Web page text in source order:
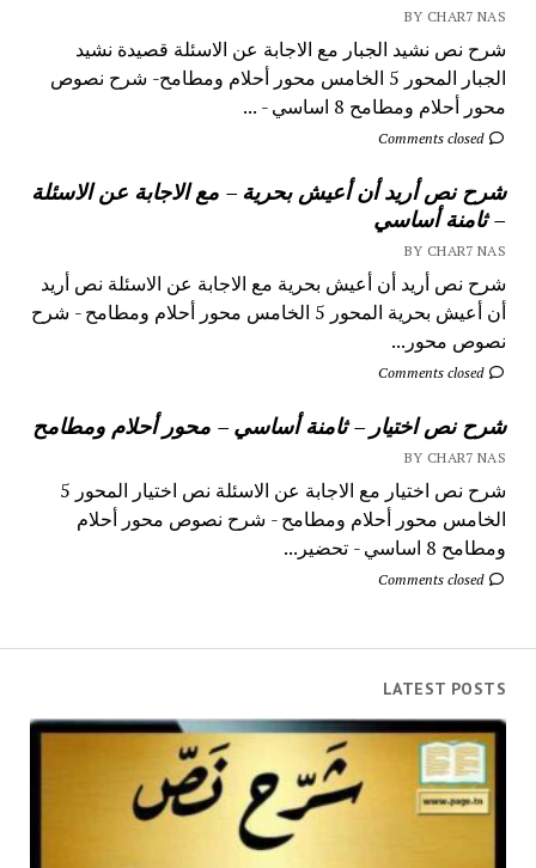
BY CHAR7 NAS
شرح نص نشيد الجبار مع الاجابة عن الاسئلة قصيدة نشيد
الجبار المحور 5 الخامس محور أحلام ومطامح- شرح نصوص
محور أحلام ومطامح 8 اساسي - ...
Comments closed
شرح نص أريد أن أعيش بحرية – مع الاجابة عن الاسئلة
– ثامنة أساسي
BY CHAR7 NAS
شرح نص أريد أن أعيش بحرية مع الاجابة عن الاسئلة نص أريد
أن أعيش بحرية المحور 5 الخامس محور أحلام ومطامح - شرح
نصوص محور...
Comments closed
شرح نص اختيار – ثامنة أساسي – محور أحلام ومطامح
BY CHAR7 NAS
شرح نص اختيار مع الاجابة عن الاسئلة نص اختيار المحور 5
الخامس محور أحلام ومطامح - شرح نصوص محور أحلام
ومطامح 8 اساسي - تحضير...
Comments closed
LATEST POSTS